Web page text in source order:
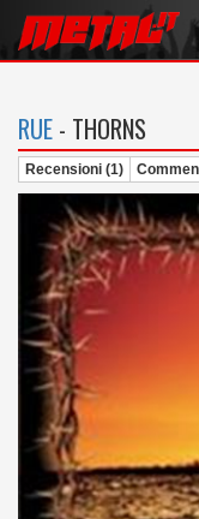
RUE - THORNS
Recensioni (1)